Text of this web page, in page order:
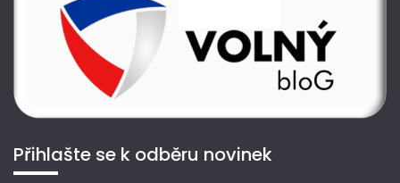
Přihlašte se k odběru novinek